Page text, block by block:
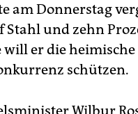
am Donnerstag
Stahl und zehn
will er die
schützen.
Wilbur